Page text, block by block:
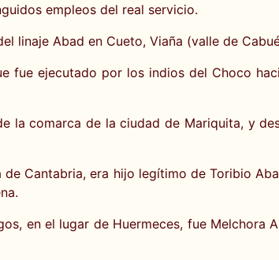
empleos del real servicio.
linaje Abad en Cueto, Viaña (valle de
fue ejecutado por los indios del Choco
la comarca de la ciudad de Mariquita, y
Cantabria, era hijo legítimo de Toribio
en el lugar de Huermeces, fue Melchora